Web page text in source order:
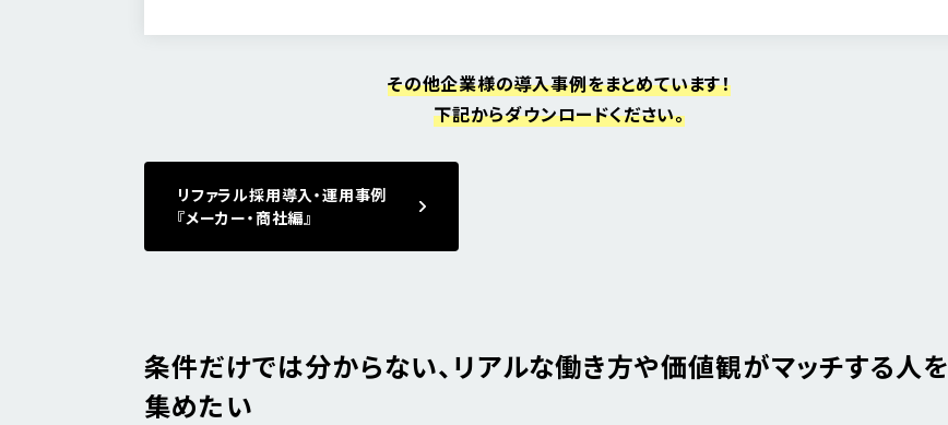
その他企業様の導入事例をまとめています！
下記からダウンロードください。
リファラル採用導入・運用事例
『メーカー・商社編』
条件だけでは分からない、リアルな働き方や価値観がマッチする人を
集めたい